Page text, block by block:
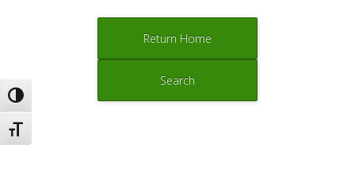
Εναλλαγή Υψηλής Αντίθεσης
Εναλλαγή Μεγέθους Γραμμάτων
Return Home
Search